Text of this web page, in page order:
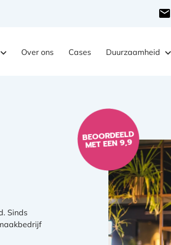
Over ons Cases Duurzaamheid
Sinds
BEOORDEELD
MET EEN 9,9